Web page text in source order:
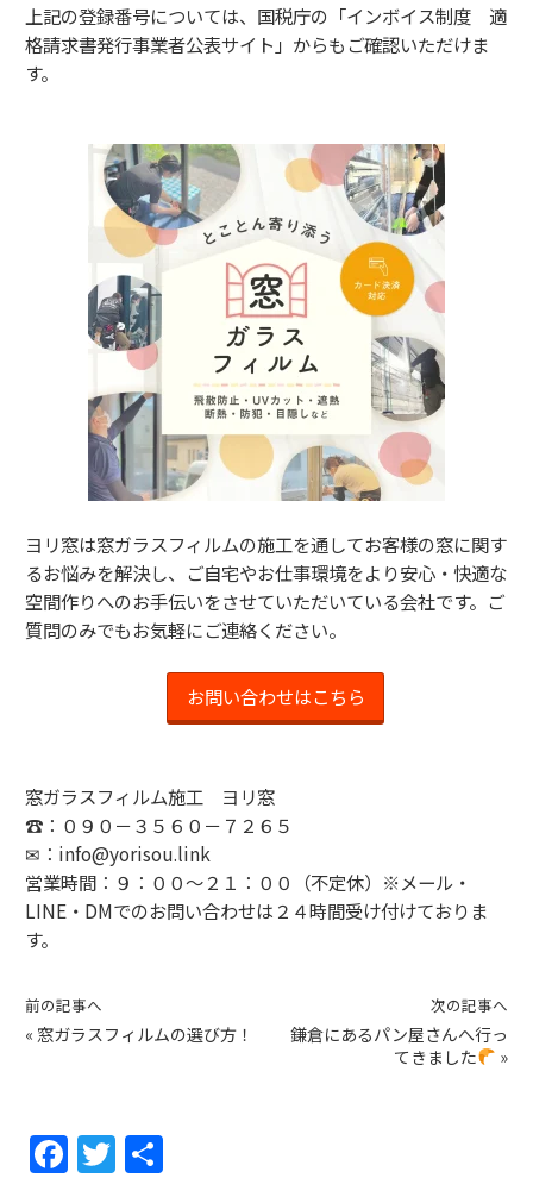
上記の登録番号については、国税庁の「インボイス制度 適
格請求書発行事業者公表サイト」からもご確認いただけま
す。
ヨリ窓は窓ガラスフィルムの施工を通してお客様の窓に関す
るお悩みを解決し、ご自宅やお仕事環境をより安心・快適な
空間作りへのお手伝いをさせていただいている会社です。ご
質問のみでもお気軽にご連絡ください。
お問い合わせはこちら
窓ガラスフィルム施工 ヨリ窓
☎：０９０－３５６０－７２６５
✉：info@yorisou.link
営業時間：９：００～２１：００（不定休）※メール・
LINE・DMでのお問い合わせは２４時間受け付けておりま
す。
前の記事へ
« 窓ガラスフィルムの選び方！
次の記事へ
鎌倉にあるパン屋さんへ行っ
てきました
»
F T